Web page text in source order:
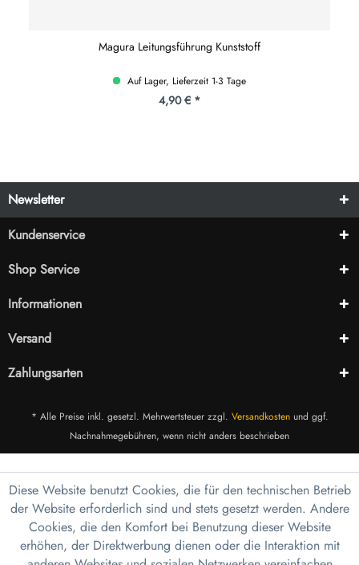
Magura Leitungsführung Kunststoff
Auf Lager, Lieferzeit 1-3 Tage
4,90 € *
Newsletter
Kundenservice
Shop Service
Informationen
Versand
Zahlungsarten
* Alle Preise inkl. gesetzl. Mehrwertsteuer zzgl. Versandkostenund ggf.
Nachnahmegebühren, wenn nicht anders beschrieben
Diese Website benutzt Cookies, die für den technischen Betrieb
der Website erforderlich sind und stets gesetzt werden. Andere
Cookies, die den Komfort bei Benutzung dieser Website
erhöhen, der Direktwerbung dienen oder die Interaktion mit